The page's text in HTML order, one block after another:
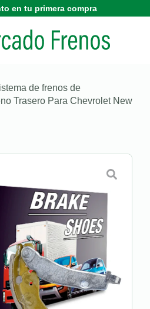
en tu primera compra
de frenos de
Trasero Para Chevrolet New